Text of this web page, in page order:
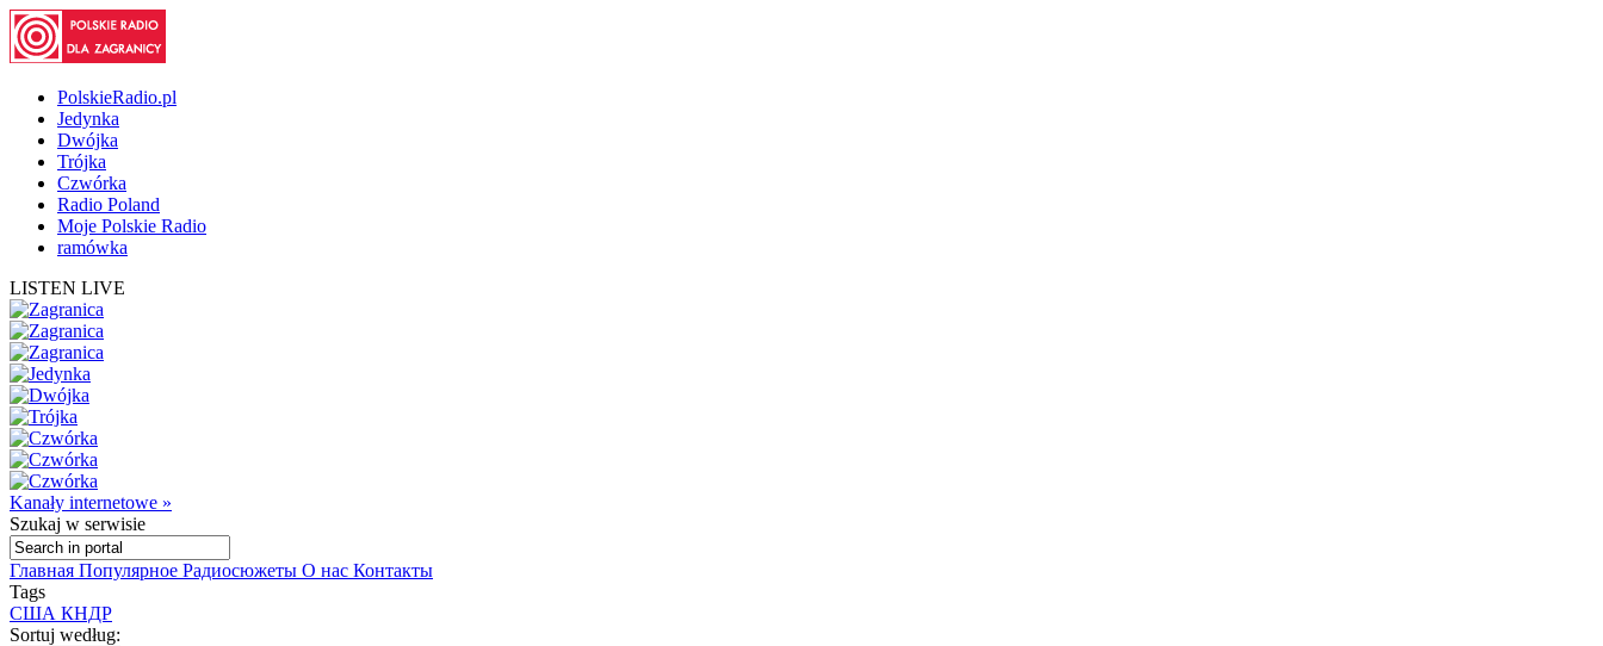
PolskieRadio.pl
Jedynka
Dwójka
Trójka
Czwórka
Radio Poland
Moje Polskie Radio
ramówka
LISTEN LIVE
Kanały internetowe »
Szukaj w serwisie
Главная Популярное Радиосюжеты О нас Контакты
Tags
США КНДР
Sortuj według: